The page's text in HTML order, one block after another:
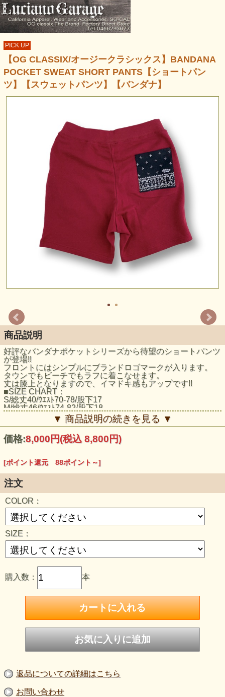
PICK UP
【OG CLASSIX/オージークラシックス】BANDANA
POCKET SWEAT SHORT PANTS【ショートパン
ツ】【スウェットパンツ】【バンダナ】
商品説明
好評なバンダナポケットシリーズから待望のショートパンツ
が登場!!
フロントにはシンプルにブランドロゴマークが入ります。
タウンでもビーチでもラフに着こなせます。
丈は膝上となりますので、イマドキ感もアップです!!
■SIZE CHART：
S/総丈40/ｳｴｽﾄ70-78/股下17
M/総丈46/ｳｴｽﾄ74-82/股下18
L/総丈48/ｳｴｽﾄ77-85/股下19
XL/総丈50/ｳｴｽﾄ80-88/股下20
2XL/総丈52/ｳｴｽﾄ83-91/股下21
▼ 商品説明の続きを見る ▼
価格:8,000円(税込 8,800円)
[ポイント還元 88ポイント～]
注文
COLOR：
SIZE：
購入数： 本
返品についての詳細はこちら
お問い合わせ